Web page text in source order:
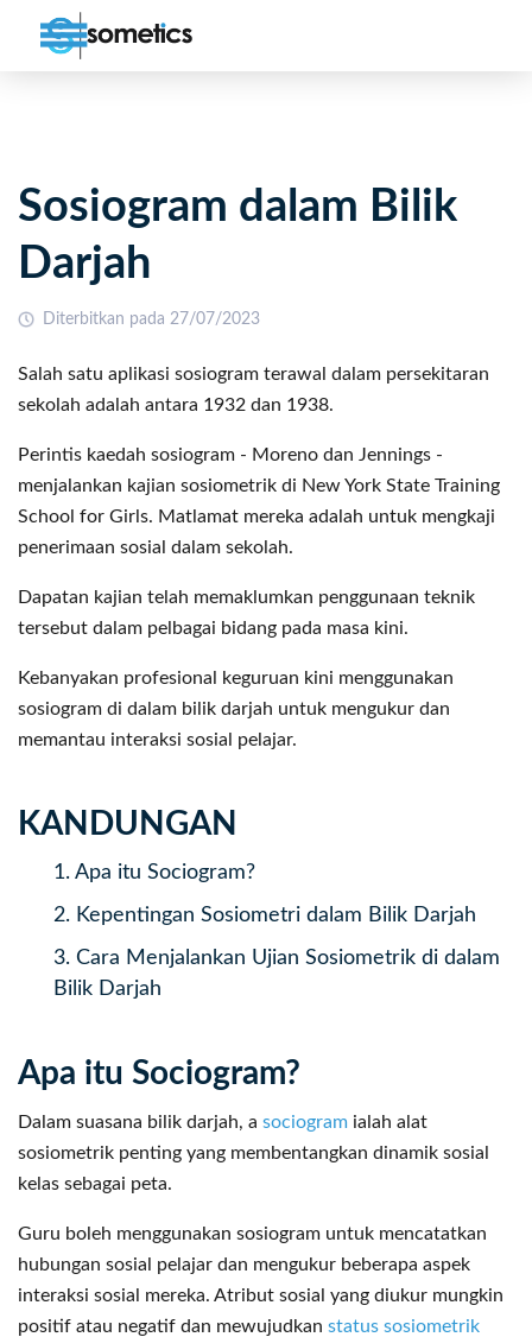
Sosiogram dalam Bilik
Darjah
Diterbitkan pada 27/07/2023
Salah satu aplikasi sosiogram terawal dalam persekitaran
sekolah adalah antara 1932 dan 1938.
Perintis kaedah sosiogram - Moreno dan Jennings -
menjalankan kajian sosiometrik di New York State Training
School for Girls. Matlamat mereka adalah untuk mengkaji
penerimaan sosial dalam sekolah.
Dapatan kajian telah memaklumkan penggunaan teknik
tersebut dalam pelbagai bidang pada masa kini.
Kebanyakan profesional keguruan kini menggunakan
sosiogram di dalam bilik darjah untuk mengukur dan
memantau interaksi sosial pelajar.
KANDUNGAN
1. Apa itu Sociogram?
2. Kepentingan Sosiometri dalam Bilik Darjah
3. Cara Menjalankan Ujian Sosiometrik di dalam
Bilik Darjah
Apa itu Sociogram?
Dalam suasana bilik darjah, a sociogram ialah alat
sosiometrik penting yang membentangkan dinamik sosial
kelas sebagai peta.
Guru boleh menggunakan sosiogram untuk mencatatkan
hubungan sosial pelajar dan mengukur beberapa aspek
interaksi sosial mereka. Atribut sosial yang diukur mungkin
positif atau negatif dan mewujudkan status sosiometrik